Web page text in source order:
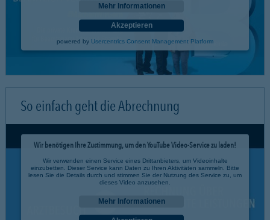
Mehr Informationen
Akzeptieren
powered by Usercentrics Consent Management Platform
So einfach geht die Abrechnung
Wir benötigen Ihre Zustimmung, um den YouTube Video-Service zu laden!
Wir verwenden einen Service eines Drittanbieters, um Videoinhalte
einzubetten. Dieser Service kann Daten zu Ihren Aktivitäten sammeln. Bitte
lesen Sie die Details durch und stimmen Sie der Nutzung des Service zu, um
dieses Video anzusehen.
Mehr Informationen